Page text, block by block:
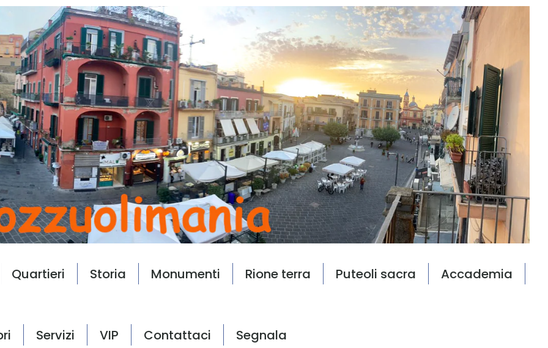
Quartieri Storia Monumenti Rione terra Puteoli sacra Accademia
Servizi VIP Contattaci Segnala